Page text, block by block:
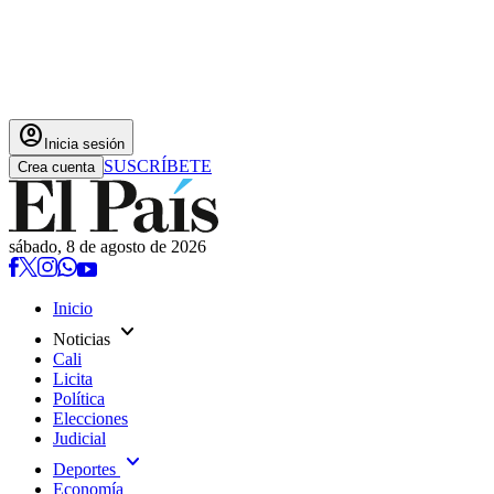
account_circle Inicia sesión
Crea cuenta SUSCRÍBETE
sábado, 8 de agosto de 2026
Inicio
Noticias expand_more
Cali
Licita
Política
Elecciones
Judicial
Deportes expand_more
Economía